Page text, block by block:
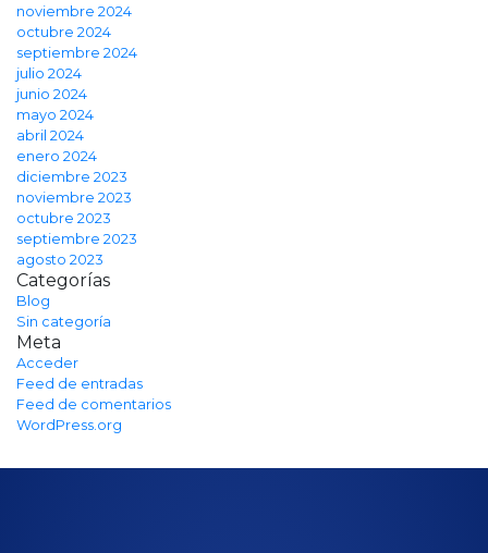
noviembre 2024
octubre 2024
septiembre 2024
julio 2024
junio 2024
mayo 2024
abril 2024
enero 2024
diciembre 2023
noviembre 2023
octubre 2023
septiembre 2023
agosto 2023
Categorías
Blog
Sin categoría
Meta
Acceder
Feed de entradas
Feed de comentarios
WordPress.org